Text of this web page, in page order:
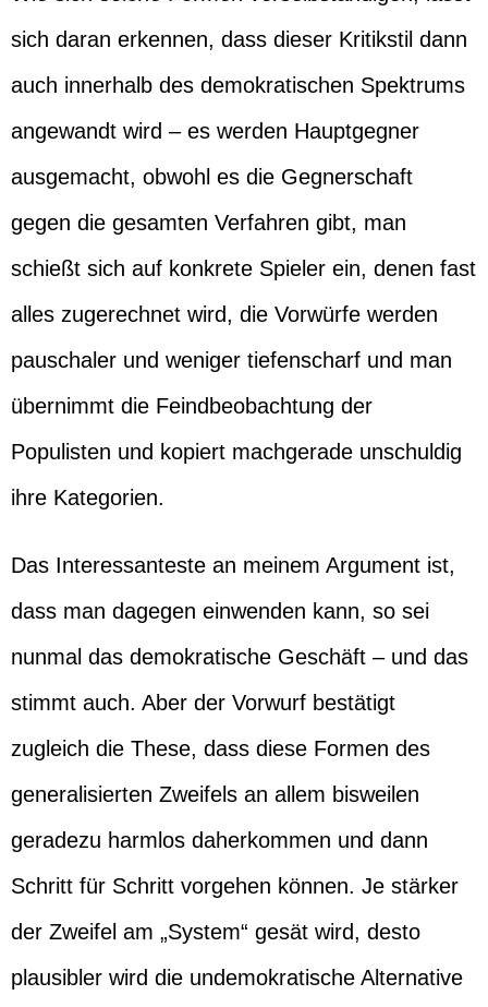
sich daran erkennen, dass dieser Kritikstil dann
auch innerhalb des demokratischen Spektrums
angewandt wird – es werden Hauptgegner
ausgemacht, obwohl es die Gegnerschaft
gegen die gesamten Verfahren gibt, man
schießt sich auf konkrete Spieler ein, denen fast
alles zugerechnet wird, die Vorwürfe werden
pauschaler und weniger tiefenscharf und man
übernimmt die Feindbeobachtung der
Populisten und kopiert machgerade unschuldig
ihre Kategorien.
Das Interessanteste an meinem Argument ist,
dass man dagegen einwenden kann, so sei
nunmal das demokratische Geschäft – und das
stimmt auch. Aber der Vorwurf bestätigt
zugleich die These, dass diese Formen des
generalisierten Zweifels an allem bisweilen
geradezu harmlos daherkommen und dann
Schritt für Schritt vorgehen können. Je stärker
der Zweifel am „System“ gesät wird, desto
plausibler wird die undemokratische Alternative